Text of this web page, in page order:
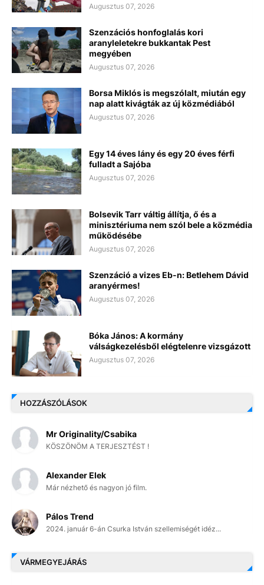
Augusztus 07, 2026
Szenzációs honfoglalás kori
aranyleletekre bukkantak Pest
megyében
Augusztus 07, 2026
Borsa Miklós is megszólalt, miután egy
nap alatt kivágták az új közmédiából
Augusztus 07, 2026
Egy 14 éves lány és egy 20 éves férfi
fulladt a Sajóba
Augusztus 07, 2026
Bolsevik Tarr váltig állítja, ő és a
minisztériuma nem szól bele a közmédia
működésébe
Augusztus 07, 2026
Szenzáció a vizes Eb-n: Betlehem Dávid
aranyérmes!
Augusztus 07, 2026
Bóka János: A kormány
válságkezelésből elégtelenre vizsgázott
Augusztus 07, 2026
HOZZÁSZÓLÁSOK
Mr Originality/Csabika
KÖSZÖNÖM A TERJESZTÉST !
Alexander Elek
Már nézhető és nagyon jó film.
Pálos Trend
2024. január 6-án Csurka István szellemiségét idéz...
VÁRMEGYEJÁRÁS